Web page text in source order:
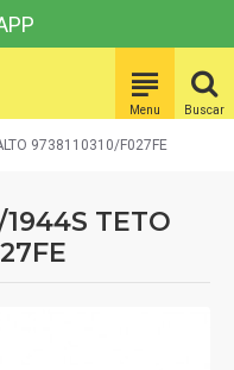
9738110310/F027FE
TETO